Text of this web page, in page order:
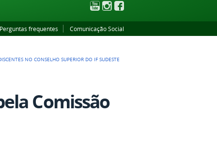
YouTubeInstagram
Perguntas frequentes Comunicação Social
NO CONSELHO SUPERIOR DO IF SUDESTE
Comissão